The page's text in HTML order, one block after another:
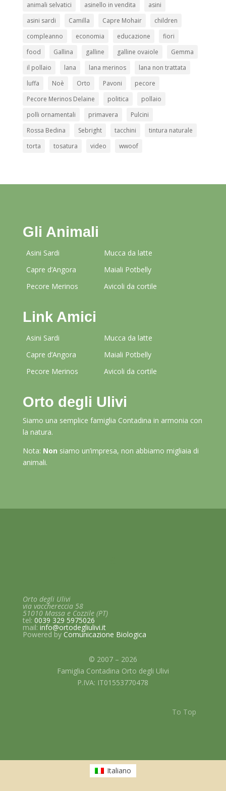
animali selvatici
asinello in vendita
asini
asini sardi
Camilla Capre Mohair
children
compleanno
economia educazione
fiori
food
Gallina galline galline ovaiole
Gemma
il pollaio
lana lana merinos
lana non trattata
luffa
Noè Orto Pavoni
pecore
Pecore Merinos Delaine
politica
pollaio
polli ornamentali
primavera
Pulcini
Rossa Bedina
Sebright tacchini
tintura naturale
torta
tosatura video wwoof
Gli Animali
Asini Sardi
Capre d’Angora
Pecore Merinos
Mucca da latte
Maiali Potbelly
Avicoli da cortile
Link Amici
Asini Sardi
Capre d’Angora
Pecore Merinos
Mucca da latte
Maiali Potbelly
Avicoli da cortile
Orto degli Ulivi
Siamo una semplice famiglia Contadina in armonia con
la natura.
Nota: Non siamo un’impresa, non abbiamo migliaia di
animali.
Orto degli Ulivi
via vacchereccia 58
51010 Massa e Cozzile (PT)
tel: 0039 329 5975026
mail: info@ortodegliulivi.it
Powered by Comunicazione Biologica
© 2007 – 2026
Famiglia Contadina Orto degli Ulivi
P.IVA: IT01553770478
To Top
Italiano